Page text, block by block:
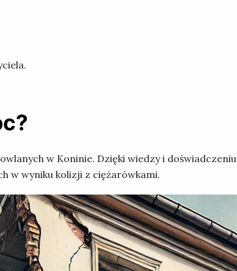
w Koninie. Dzięki wiedzy i
w wyniku kolizji z ciężarówkami.